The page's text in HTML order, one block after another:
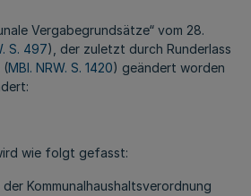
Vergabegrundsätze“ vom 28.
S. 497), der zuletzt durch Runderlass
(MBl. NRW. S. 1420) geändert worden
wie folgt gefasst:
der Kommunalhaushaltsverordnung